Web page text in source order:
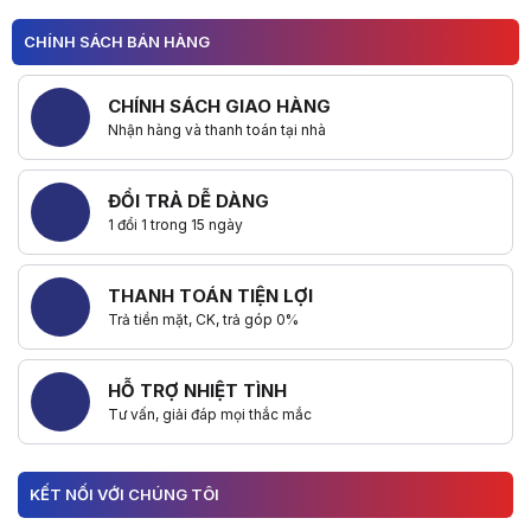
CHÍNH SÁCH BÁN HÀNG
CHÍNH SÁCH GIAO HÀNG
Nhận hàng và thanh toán tại nhà
ĐỔI TRẢ DỄ DÀNG
1 đổi 1 trong 15 ngày
THANH TOÁN TIỆN LỢI
Trả tiền mặt, CK, trả góp 0%
HỖ TRỢ NHIỆT TÌNH
Tư vấn, giải đáp mọi thắc mắc
KẾT NỐI VỚI CHÚNG TÔI